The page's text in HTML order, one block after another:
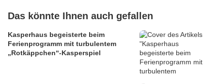
Das könnte Ihnen auch gefallen
Kasperhaus begeisterte beim
Ferienprogramm mit turbulentem
„Rotkäppchen“-Kasperspiel